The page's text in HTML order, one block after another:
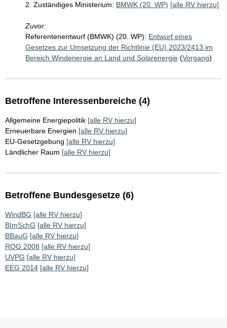
2. Zuständiges Ministerium: BMWK (20. WP) [alle RV hierzu]
Zuvor:
Referentenentwurf (BMWK) (20. WP): Entwurf eines
Gesetzes zur Umsetzung der Richtlinie (EU) 2023/2413 im
Bereich Windenergie an Land und Solarenergie (Vorgang)
Betroffene Interessenbereiche (4)
Allgemeine Energiepolitik [alle RV hierzu]
Erneuerbare Energien [alle RV hierzu]
EU-Gesetzgebung [alle RV hierzu]
Ländlicher Raum [alle RV hierzu]
Betroffene Bundesgesetze (6)
WindBG [alle RV hierzu]
BImSchG [alle RV hierzu]
BBauG [alle RV hierzu]
ROG 2008 [alle RV hierzu]
UVPG [alle RV hierzu]
EEG 2014 [alle RV hierzu]